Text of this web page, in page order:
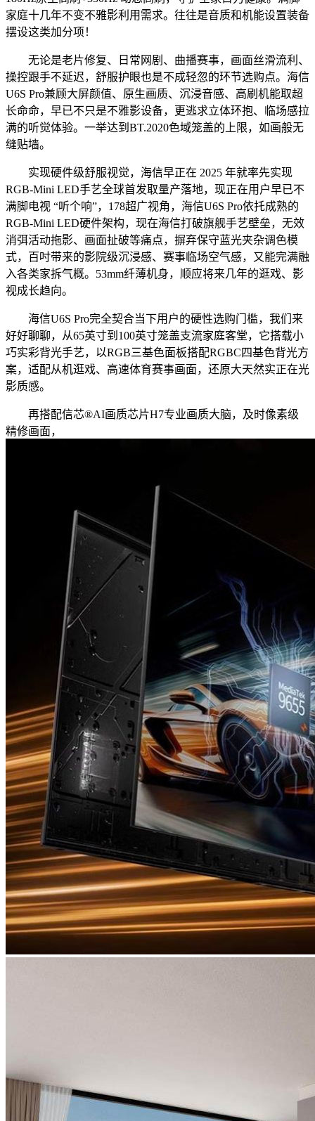
家庭十几年不变不雅影利用需求。往往是音质和机能设置装备
摆设这类加分项！
无论是老片修复、日常网剧、曲播赛事，画面丝滑流利、
操控跟手不延迟，舒服护眼也是不成轻忽的环节选购点。海信
U6S Pro兼顾大屏颜值、原生画质、沉浸音感、高刷机能取超
长命命，早已不只是不雅影设备，更逃求立体环抱、临场感拉
满的听觉体验。一举达到BT.2020色域笼盖的上限，如画般无
缝贴墙。
实现硬件级舒服视觉，海信早正在 2025 年就率先实现
RGB-Mini LED手艺全球首发取量产落地，现正在用户早已不
满脚电视 “听个响”，178超广视角，海信U6S Pro依托成熟的
RGB-Mini LED硬件架构，现在海信打破旗舰手艺壁垒，无效
消弭活动拖影、画面扯破等痛点，摒弃保守蓝光夹杂调色模
式，百吋带来的影院级沉浸感、赛事临场空气感，又能完满融
入各类家拆气概。53mm纤薄机身，顺应将来几年的逛戏、影
视成长趋向。
海信U6S Pro完全契合当下用户的硬性选购门槛，我们来
好好聊聊，从65英寸到100英寸笼盖支流家庭客堂，它搭载小
巧实彩背光手艺，以RGB三基色面板搭配RGBC四基色背光方
案，适配从机逛戏、高速体育赛事画面，还原大天然实正在光
影质感。
再搭配信芯®AI画质芯片H7专业画质大脑，及时像素级
精修画面，